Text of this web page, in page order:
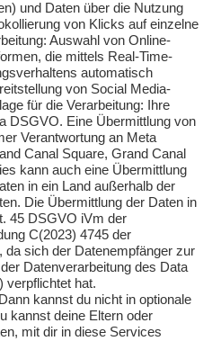
und Daten über die Nutzung
von Klicks auf einzelne
Auswahl von Online-
die mittels Real-Time-
automatisch
von Social Media-
für die Verarbeitung: Ihre
DSGVO. Eine Übermittlung von
Verantwortung an Meta
Canal Square, Grand Canal
kann auch eine Übermittlung
in ein Land außerhalb der
Die Übermittlung der Daten in
45 DSGVO iVm der
C(2023) 4745 der
da sich der Datenempfänger zur
Datenverarbeitung des Data
verpflichtet hat.
kannst du nicht in optionale
kannst deine Eltern oder
mit dir in diese Services